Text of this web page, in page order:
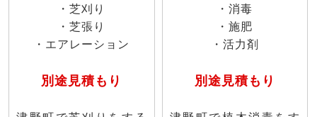
・芝刈り
・芝張り
・エアレーション
別途見積もり
・消毒
・施肥
・活力剤
別途見積もり